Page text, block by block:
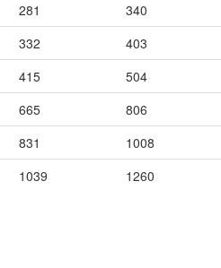
281 340
332 403
415 504
665 806
831 1008
1039 1260